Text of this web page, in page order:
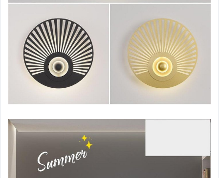
玩具、模型與公仔
男性精品與服飾
女裝與服飾配件
偶像、球員卡與郵幣
手錶與飾品配件
女包精品與女鞋
家電與影音視聽